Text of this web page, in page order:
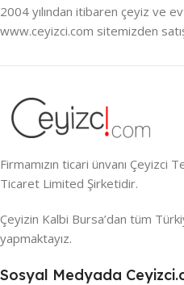
2004 yılından itibaren çeyiz ve
www.ceyizci.com sitemizden
Firmamızın ticari ünvanı Çeyizci
Ticaret Limited Şirketidir.
Çeyizin Kalbi Bursa’dan tüm
yapmaktayız.
Sosyal Medyada